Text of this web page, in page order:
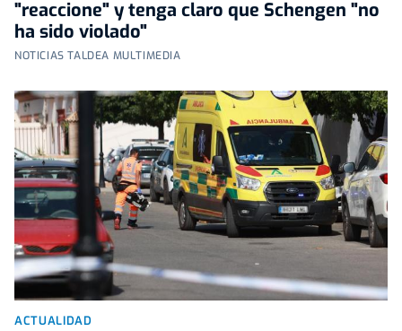
"reaccione" y tenga claro que Schengen "no
ha sido violado"
NOTICIAS TALDEA MULTIMEDIA
ACTUALIDAD